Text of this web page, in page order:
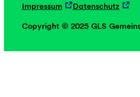
Impressum Datenschutz
Copyright © 2025 GLS